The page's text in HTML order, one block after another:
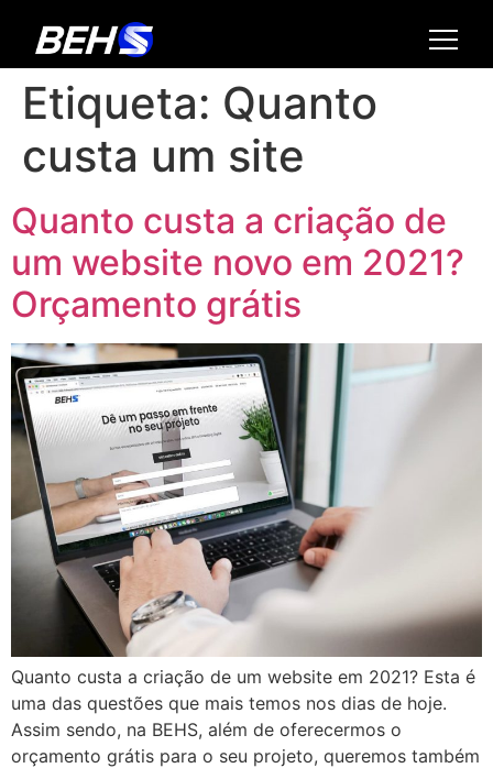
Etiqueta: Quanto
custa um site
Quanto custa a criação de
um website novo em 2021?
Orçamento grátis
Quanto custa a criação de um website em 2021? Esta é
uma das questões que mais temos nos dias de hoje.
Assim sendo, na BEHS, além de oferecermos o
orçamento grátis para o seu projeto, queremos também